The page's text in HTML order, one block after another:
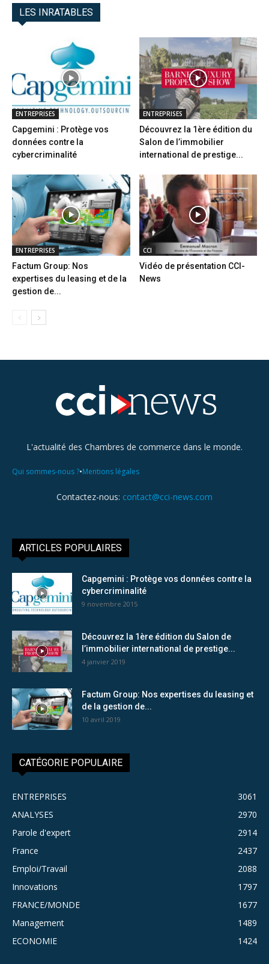
LES INRATABLES
ENTREPRISES
Capgemini : Protège vos
données contre la
cybercriminalité
ENTREPRISES
Découvrez la 1ère édition du
Salon de l’immobilier
international de prestige...
ENTREPRISES
Factum Group: Nos
expertises du leasing et de la
gestion de...
CCI
Vidéo de présentation CCI-
News
L'actualité des Chambres de commerce dans le monde.
Qui sommes-nous ?•Mentions légales
Contactez-nous: contact@cci-news.com
ARTICLES POPULAIRES
Capgemini : Protège vos données contre la
cybercriminalité
9 novembre 2015
Découvrez la 1ère édition du Salon de
l’immobilier international de prestige...
4 janvier 2019
Factum Group: Nos expertises du leasing et
de la gestion de...
10 avril 2019
CATÉGORIE POPULAIRE
ENTREPRISES
3061
ANALYSES
2970
Parole d'expert
2914
France
2437
Emploi/Travail
2088
Innovations
1797
FRANCE/MONDE
1677
Management
1489
ECONOMIE
1424